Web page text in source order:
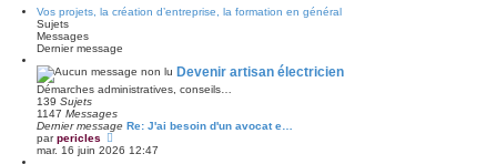
r
s
a
g
d
e
r
i
r
m
e
s
Vos projets, la création d’entreprise, la formation en général
Sujets
Messages
Dernier message
Devenir artisan électricien
Démarches administratives, conseils…
139 Sujets
1147 Messages
Dernier message Re: J'ai besoin d'un avocat e…
parpericles
o
mar. 16 juin 2026 12:47